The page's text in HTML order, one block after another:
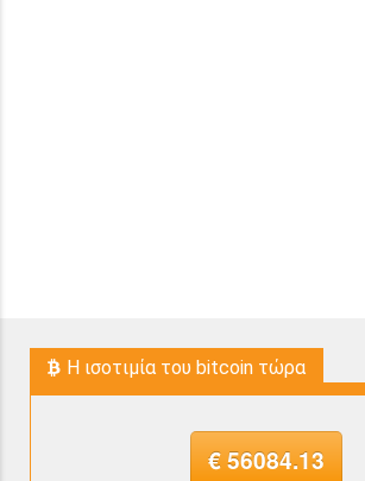
H ισοτιμία του bitcoin τώρα
€ 56084.13